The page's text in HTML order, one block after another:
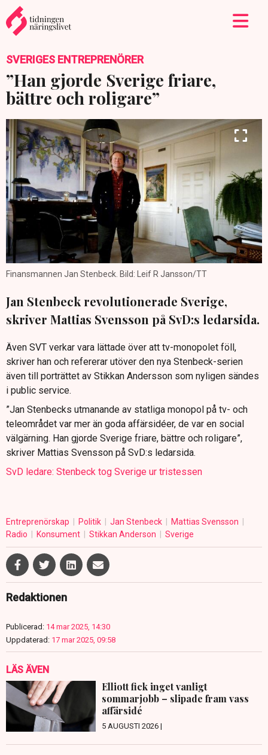
SVERIGES ENTREPRENÖRER
”Han gjorde Sverige friare,
bättre och roligare”
Finansmannen Jan Stenbeck. Bild: Leif R Jansson/TT
Jan Stenbeck revolutionerade Sverige,
skriver Mattias Svensson på SvD:s ledarsida.
Även SVT verkar vara lättade över att tv-monopolet föll,
skriver han och refererar utöver den nya Stenbeck-serien
även till porträttet av Stikkan Andersson som nyligen sändes
i public service.
”Jan Stenbecks utmanande av statliga monopol på tv- och
teleområdet var mer än goda affärsidéer, de var en social
välgärning. Han gjorde Sverige friare, bättre och roligare”,
skriver Mattias Svensson på SvD:s ledarsida.
SvD ledare: Stenbeck tog Sverige ur tristessen
Entreprenörskap Politik Jan Stenbeck
Mattias Svensson
Radio
Konsument Stikkan Anderson Sverige
Redaktionen
Publicerad: 14 mar 2025, 14:30
Uppdaterad: 17 mar 2025, 09:58
LÄS ÄVEN
Elliott fick inget vanligt
sommarjobb – slipade fram vass
affärsidé
5 AUGUSTI 2026 |